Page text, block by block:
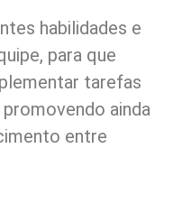
habilidades e
para que
tarefas
ainda
entre